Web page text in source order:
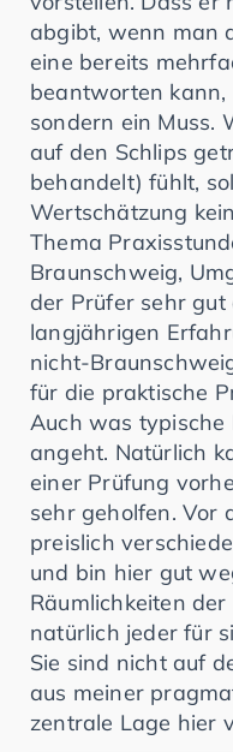
abgibt, wenn man
eine bereits
beantworten kann,
sondern ein Muss.
auf den Schlips
behandelt) fühlt,
Wertschätzung
Thema
Braunschweig,
der Prüfer sehr
langjährigen
nicht-
für die praktische
Auch was typische
angeht. Natürlich
einer Prüfung
sehr geholfen. Vor
preislich
und bin hier gut
Räumlichkeiten
natürlich jeder für
Sie sind nicht auf
aus meiner
zentrale Lage hier